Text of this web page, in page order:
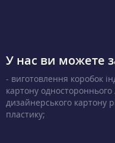
У нас ви можете
- виготовлення коробок
картону
дизайнерського картону
пластику;